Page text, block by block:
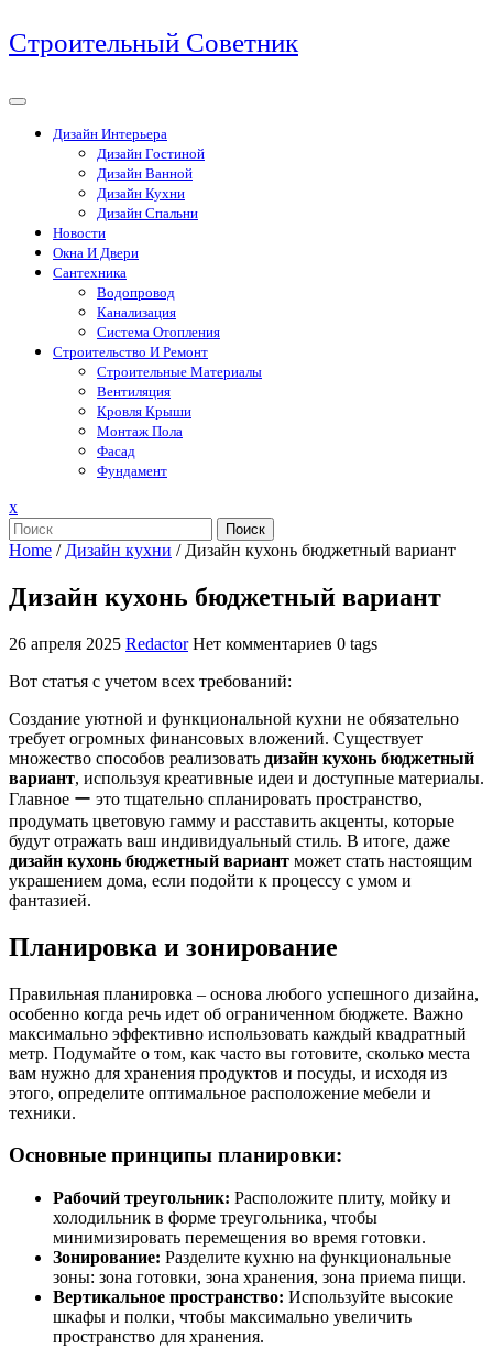
Перейти
к
Строительный Советник
Дизайн Интерьера
Дизайн Гостиной
Дизайн Ванной
Дизайн Кухни
Дизайн Спальни
Новости
Окна И Двери
Сантехника
Водопровод
Канализация
Система Отопления
Строительство И Ремонт
Строительные Материалы
Вентиляция
Кровля Крыши
Монтаж Пола
Фасад
Фундамент
xЗакрыть
меню
Поиск
Home / Дизайн кухни / Дизайн кухонь бюджетный вариант
Дизайн кухонь бюджетный вариант
26 апреля 2025 Redactor Нет комментариев 0 tags
Вот статья с учетом всех требований:
Создание уютной и функциональной кухни не обязательно
требует огромных финансовых вложений. Существует
множество способов реализовать дизайн кухонь бюджетный
вариант, используя креативные идеи и доступные материалы.
Главное ー это тщательно спланировать пространство,
продумать цветовую гамму и расставить акценты, которые
будут отражать ваш индивидуальный стиль. В итоге, даже
дизайн кухонь бюджетный вариант может стать настоящим
украшением дома, если подойти к процессу с умом и
фантазией.
Планировка и зонирование
Правильная планировка – основа любого успешного дизайна,
особенно когда речь идет об ограниченном бюджете. Важно
максимально эффективно использовать каждый квадратный
метр. Подумайте о том, как часто вы готовите, сколько места
вам нужно для хранения продуктов и посуды, и исходя из
этого, определите оптимальное расположение мебели и
техники.
Основные принципы планировки:
Рабочий треугольник: Расположите плиту, мойку и
холодильник в форме треугольника, чтобы
минимизировать перемещения во время готовки.
Зонирование: Разделите кухню на функциональные
зоны: зона готовки, зона хранения, зона приема пищи.
Вертикальное пространство: Используйте высокие
шкафы и полки, чтобы максимально увеличить
пространство для хранения.